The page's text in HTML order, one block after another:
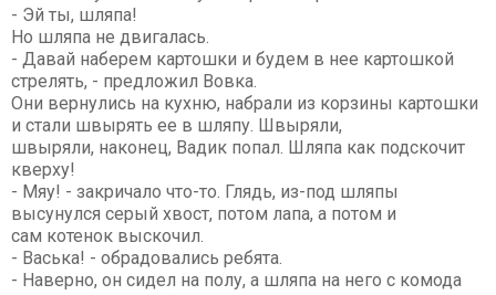
- Эй ты, шляпа!
Но шляпа не двигалась.
- Давай наберем картошки и будем в нее картошкой
стрелять, - предложил Вовка.
Они вернулись на кухню, набрали из корзины картошки
и стали швырять ее в шляпу. Швыряли,
швыряли, наконец, Вадик попал. Шляпа как подскочит
кверху!
- Мяу! - закричало что-то. Глядь, из-под шляпы
высунулся серый хвост, потом лапа, а потом и
сам котенок выскочил.
- Васька! - обрадовались ребята.
- Наверно, он сидел на полу, а шляпа на него с комода